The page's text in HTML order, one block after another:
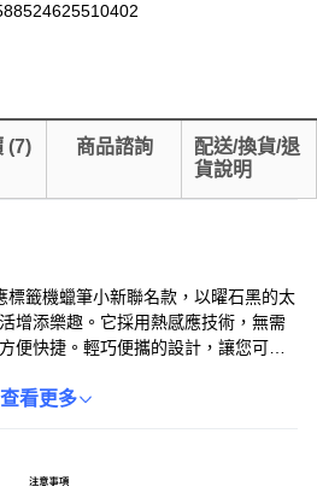
(7) 商品諮詢
配送/換貨/退
貨說明
標籤機蠟筆小新聯名款，以曜石黑的太
增添樂趣。它採用熱感應技術，無需
便快捷。輕巧便攜的設計，讓您可以
可愛又實用的標籤機，成為您生活和
查看更多